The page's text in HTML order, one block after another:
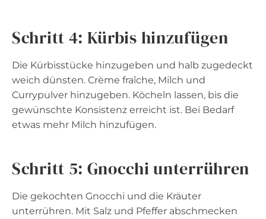
Schritt 4: Kürbis hinzufügen
Die Kürbisstücke hinzugeben und halb zugedeckt
weich dünsten. Crème fraîche, Milch und
Currypulver hinzugeben. Köcheln lassen, bis die
gewünschte Konsistenz erreicht ist. Bei Bedarf
etwas mehr Milch hinzufügen.
Schritt 5: Gnocchi unterrühren
Die gekochten Gnocchi und die Kräuter
unterrühren. Mit Salz und Pfeffer abschmecken